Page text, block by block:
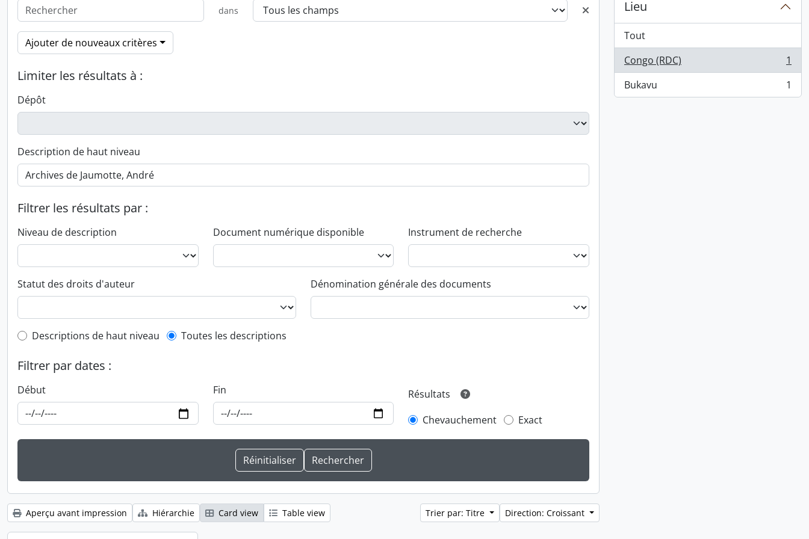
dans
Ajouter de nouveaux critères
Limiter les résultats à :
Dépôt
Description de haut niveau
Filtrer les résultats par :
Niveau de description Document numérique disponible Instrument de recherche
Statut des droits d'auteur Dénomination générale des documents
Top-level description filter
Descriptions de haut niveau Toutes les descriptions
Filtrer par dates :
Début Fin
Résultats
Chevauchement
Exact
Aperçu avant impression Hiérarchie Card view Table view Trier par: Titre Direction: Croissant
Lieu
Tout
Congo (RDC)
, 1 résultats
1
Bukavu
, 1 résultats 1